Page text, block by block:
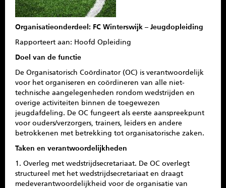
MENU
Organisatieonderdeel: FC Winterswijk – Jeugdopleiding
Rapporteert aan: Hoofd Opleiding
Doel van de functie
De Organisatorisch Coördinator (OC) is verantwoordelijk
voor het organiseren en coördineren van alle niet-
technische aangelegenheden rondom wedstrijden en
overige activiteiten binnen de toegewezen
jeugdafdeling. De OC fungeert als eerste aanspreekpunt
voor ouders/verzorgers, trainers, leiders en andere
betrokkenen met betrekking tot organisatorische zaken.
Taken en verantwoordelijkheden
1. Overleg met wedstrijdsecretariaat. De OC overlegt
structureel met het wedstrijdsecretariaat en draagt
medeverantwoordelijkheid voor de organisatie van